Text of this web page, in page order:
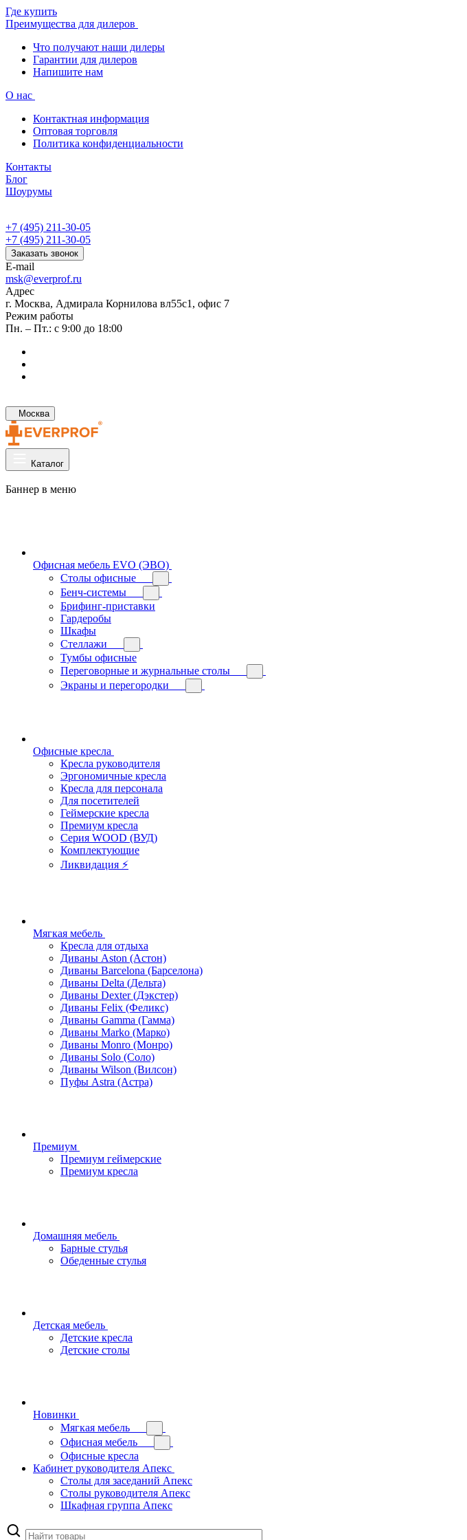
Где купить
Преимущества для дилеров
Что получают наши дилеры
Гарантии для дилеров
Напишите нам
О нас
Контактная информация
Оптовая торговля
Политика конфиденциальности
Контакты
Блог
Шоурумы
+7 (495) 211-30-05
+7 (495) 211-30-05
Заказать звонок
E-mail
msk@everprof.ru
Адрес
г. Москва, Адмирала Корнилова вл55с1, офис 7
Режим работы
Пн. – Пт.: с 9:00 до 18:00
Москва
Каталог
Баннер в меню
Офисная мебель EVO (ЭВО)
Cтолы офисные
Бенч-системы
Брифинг-приставки
Гардеробы
Шкафы
Стеллажи
Тумбы офисные
Переговорные и журнальные столы
Экраны и перегородки
Офисные кресла
Кресла руководителя
Эргономичные кресла
Кресла для персонала
Для посетителей
Геймерские кресла
Премиум кресла
Серия WOOD (ВУД)
Комплектующие
Ликвидация ⚡
Мягкая мебель
Кресла для отдыха
Диваны Aston (Астон)
Диваны Barcelona (Барселона)
Диваны Delta (Дельта)
Диваны Dexter (Дэкстер)
Диваны Felix (Феликс)
Диваны Gamma (Гамма)
Диваны Marko (Марко)
Диваны Monro (Монро)
Диваны Solo (Соло)
Диваны Wilson (Вилсон)
Пуфы Astra (Астра)
Премиум
Премиум геймерские
Премиум кресла
Домашняя мебель
Барные стулья
Обеденные стулья
Детская мебель
Детские кресла
Детские столы
Новинки
Мягкая мебель
Офисная мебель
Офисные кресла
Кабинет руководителя Апекс
Столы для заседаний Апекс
Столы руководителя Апекс
Шкафная группа Апекс